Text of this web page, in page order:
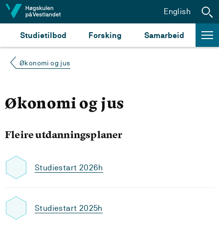
Hopp til innhald
Studietilbod Forsking Samarbeid
English
Økonomi og jus
Økonomi og jus
Fleire utdanningsplaner
Studiestart 2026h
Studiestart 2025h